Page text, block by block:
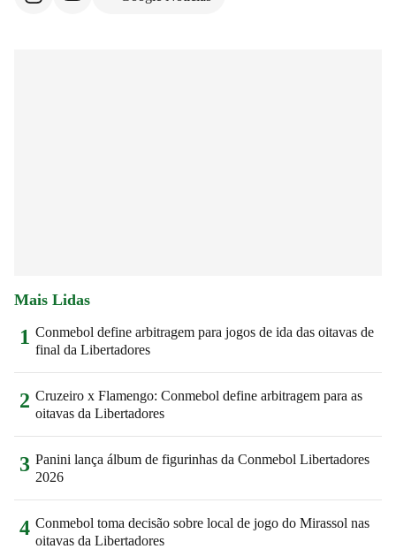
Mais Lidas
1 Conmebol define arbitragem para jogos de ida das oitavas de
final da Libertadores
2 Cruzeiro x Flamengo: Conmebol define arbitragem para as
oitavas da Libertadores
3 Panini lança álbum de figurinhas da Conmebol Libertadores
2026
4 Conmebol toma decisão sobre local de jogo do Mirassol nas
oitavas da Libertadores